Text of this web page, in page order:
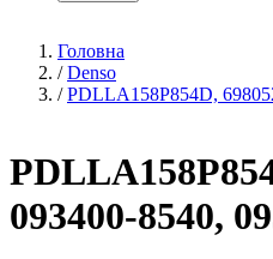
Головна
/ Denso
/ PDLLA158P854D,
093400-8540,